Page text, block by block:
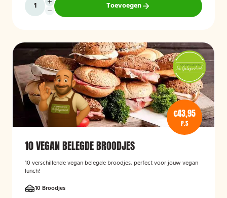
Toevoegen
€43,95
P.S
10 VEGAN BELEGDE BROODJES
10 verschillende vegan belegde broodjes, perfect voor jouw vegan
lunch!
10 Broodjes